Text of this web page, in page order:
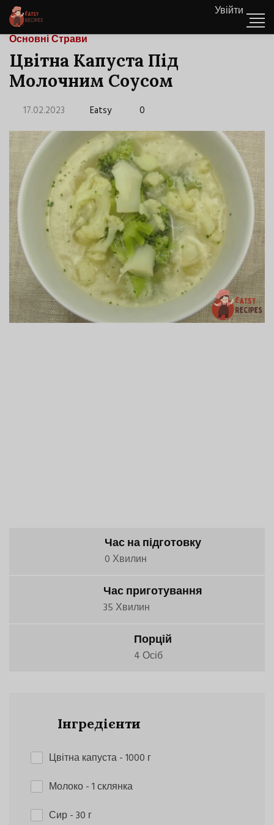
Увійти
Основні Страви
Цвітна Капуста Під
Молочним Соусом
17.02.2023 Eatsy 0
Час на підготовку
0 Хвилин
Час приготування
35 Хвилин
Порцій
4 Осіб
Інгредієнти
Цвітна капуста- 1000 г
Молоко- 1 склянка
Сир- 30 г